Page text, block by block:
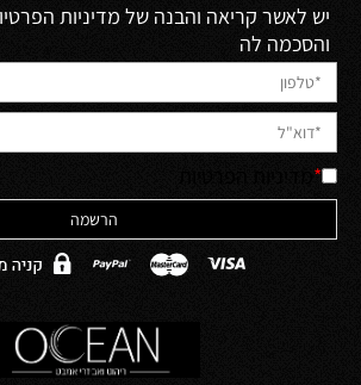
יש לאשר קריאה והבנה של מדיניות
והסכמה לה
*